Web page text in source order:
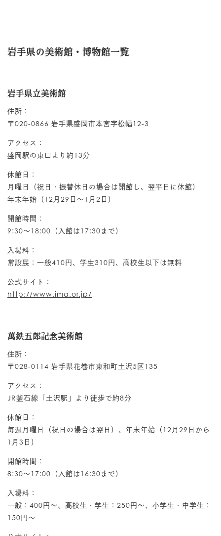
岩手県の美術館・博物館一覧
岩手県立美術館
住所：
〒020-0866 岩手県盛岡市本宮字松幅12-3
アクセス：
盛岡駅の東口より約13分
休館日：
月曜日（祝日・振替休日の場合は開館し、翌平日に休館）
年末年始（12月29日～1月2日）
開館時間：
9:30〜18:00（入館は17:30まで）
入場料：
常設展：一般410円、学生310円、高校生以下は無料
公式サイト：
http://www.ima.or.jp/
萬鉄五郎記念美術館
住所：
〒028-0114 岩手県花巻市東和町土沢5区135
アクセス：
JR釜石線「土沢駅」より徒歩で約8分
休館日：
毎週月曜日（祝日の場合は翌日）、年末年始（12月29日から
1月3日）
開館時間：
8:30～17:00（入館は16:30まで）
入場料：
一般：400円～、高校生・学生：250円～、小学生・中学生：
150円～